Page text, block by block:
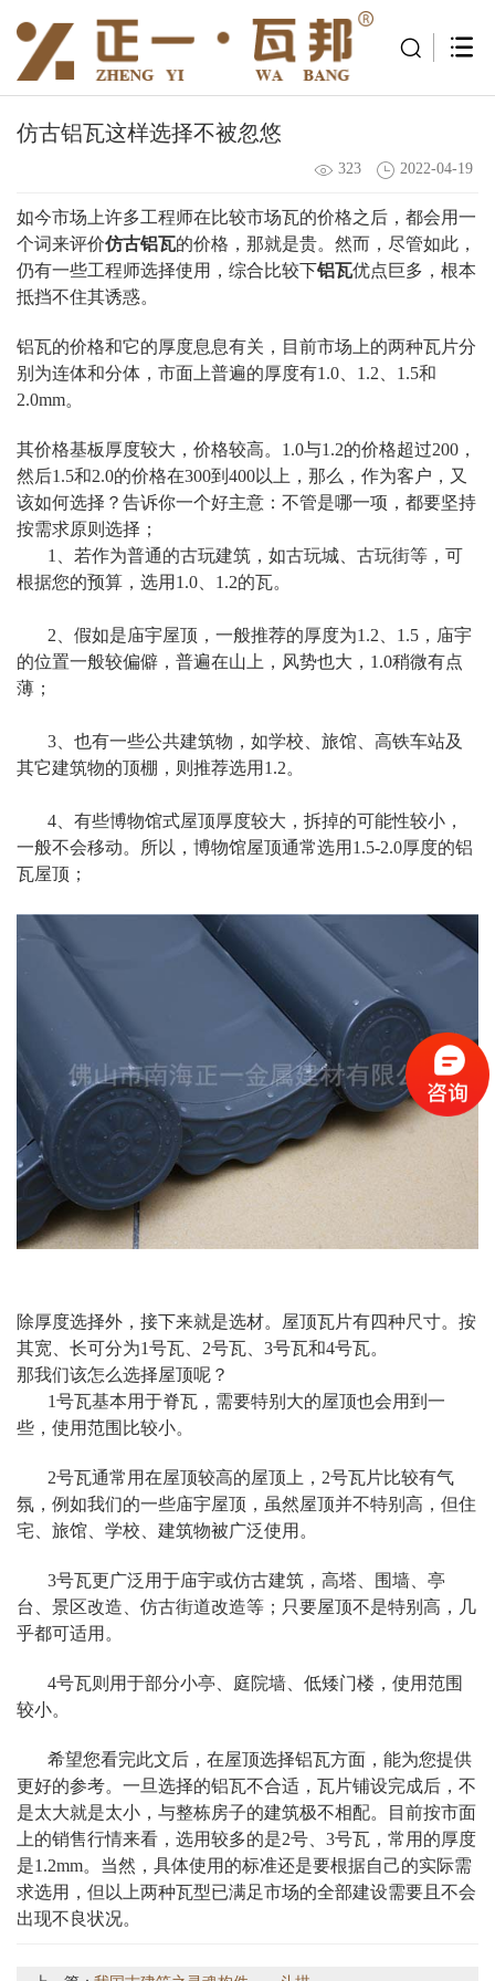
仿古铝瓦这样选择不被忽悠
323 2022-04-19
如今市场上许多工程师在比较市场瓦的价格之后，都会用一
个词来评价仿古铝瓦的价格，那就是贵。然而，尽管如此，
仍有一些工程师选择使用，综合比较下铝瓦优点巨多，根本
抵挡不住其诱惑。
铝瓦的价格和它的厚度息息有关，目前市场上的两种瓦片分
别为连体和分体，市面上普遍的厚度有1.0、1.2、1.5和
2.0mm。
其价格基板厚度较大，价格较高。1.0与1.2的价格超过200，
然后1.5和2.0的价格在300到400以上，那么，作为客户，又
该如何选择？告诉你一个好主意：不管是哪一项，都要坚持
按需求原则选择；
1、若作为普通的古玩建筑，如古玩城、古玩街等，可
根据您的预算，选用1.0、1.2的瓦。
2、假如是庙宇屋顶，一般推荐的厚度为1.2、1.5，庙宇
的位置一般较偏僻，普遍在山上，风势也大，1.0稍微有点
薄；
3、也有一些公共建筑物，如学校、旅馆、高铁车站及
其它建筑物的顶棚，则推荐选用1.2。
4、有些博物馆式屋顶厚度较大，拆掉的可能性较小，
一般不会移动。所以，博物馆屋顶通常选用1.5-2.0厚度的铝
瓦屋顶；
除厚度选择外，接下来就是选材。屋顶瓦片有四种尺寸。按
其宽、长可分为1号瓦、2号瓦、3号瓦和4号瓦。
那我们该怎么选择屋顶呢？
1号瓦基本用于脊瓦，需要特别大的屋顶也会用到一
些，使用范围比较小。
2号瓦通常用在屋顶较高的屋顶上，2号瓦片比较有气
氛，例如我们的一些庙宇屋顶，虽然屋顶并不特别高，但住
宅、旅馆、学校、建筑物被广泛使用。
3号瓦更广泛用于庙宇或仿古建筑，高塔、围墙、亭
台、景区改造、仿古街道改造等；只要屋顶不是特别高，几
乎都可适用。
4号瓦则用于部分小亭、庭院墙、低矮门楼，使用范围
较小。
希望您看完此文后，在屋顶选择铝瓦方面，能为您提供
更好的参考。一旦选择的铝瓦不合适，瓦片铺设完成后，不
是太大就是太小，与整栋房子的建筑极不相配。目前按市面
上的销售行情来看，选用较多的是2号、3号瓦，常用的厚度
是1.2mm。当然，具体使用的标准还是要根据自己的实际需
求选用，但以上两种瓦型已满足市场的全部建设需要且不会
出现不良状况。